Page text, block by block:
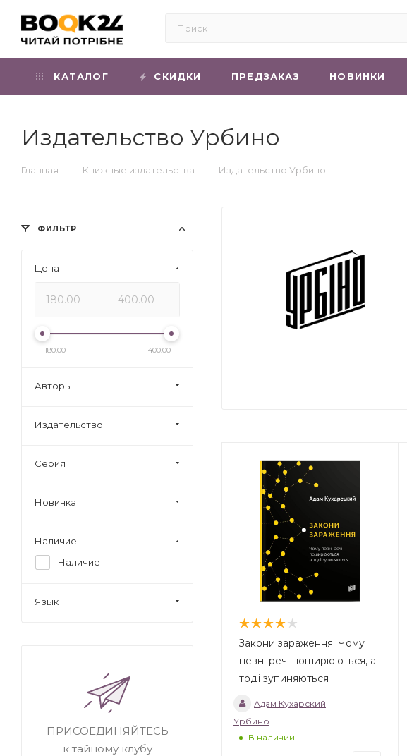
КАТАЛОГ СКИДКИ ПРЕДЗАКАЗ НОВИНКИ
Издательство Урбино
Главная — Книжные издательства — Издательство Урбино
Закони зараження. Чому
певні речі поширюються, а
тоді зупиняються
Адам Кухарский
Урбино
В наличии
ФИЛЬТР
Цена
180.00 400.00
Авторы
Издательство
Серия
Новинка
Наличие
Наличие
Язык
ПРИСОЕДИНЯЙТЕСЬ
к тайному клубу